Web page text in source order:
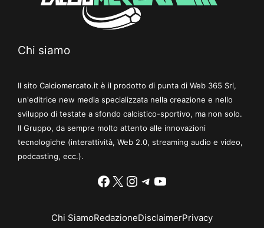
Chi siamo
Il sito Calciomercato.it è il prodotto di punta di Web 365 Srl,
un'editrice new media specializzata nella creazione e nello
sviluppo di testate a sfondo calcistico-sportivo, ma non solo.
Il Gruppo, da sempre molto attento alle innovazioni
tecnologiche (interattività, Web 2.0, streaming audio e video,
podcasting, ecc.).
Facebook
X Instagram
Telegram
YouTube
Chi SiamoRedazioneDisclaimerPrivacy